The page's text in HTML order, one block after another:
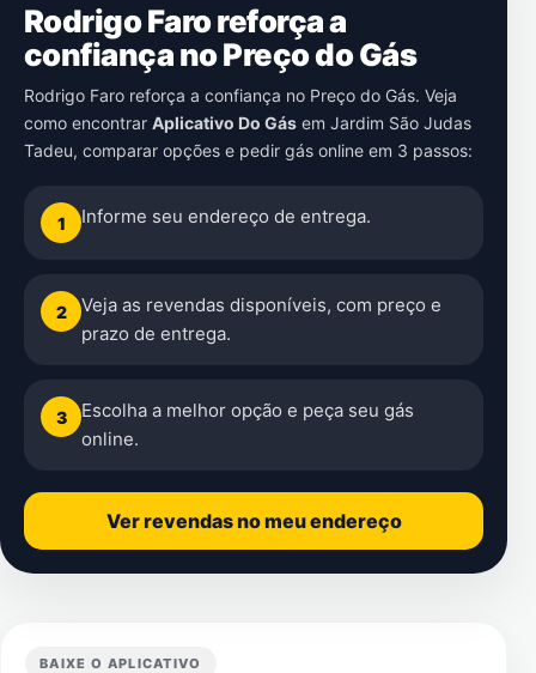
Rodrigo Faro reforça a
confiança no Preço do Gás
Rodrigo Faro reforça a confiança no Preço do Gás. Veja
como encontrar Aplicativo Do Gás em Jardim São Judas
Tadeu, comparar opções e pedir gás online em 3 passos:
1 Informe seu endereço de entrega.
2
Veja as revendas disponíveis, com preço e
prazo de entrega.
3
Escolha a melhor opção e peça seu gás
online.
Ver revendas no meu endereço
BAIXE O APLICATIVO